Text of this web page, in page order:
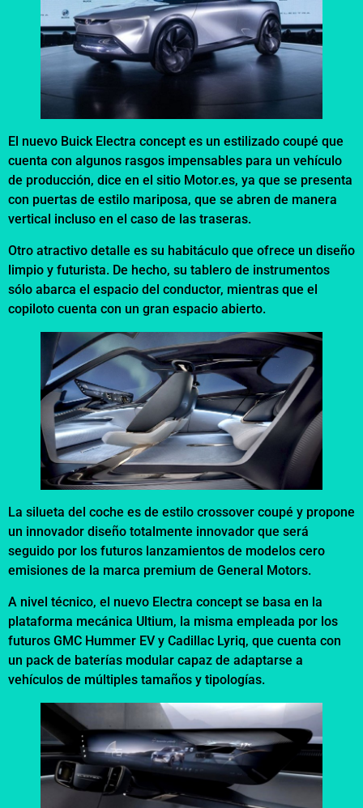
El nuevo Buick Electra concept es un estilizado coupé que
cuenta con algunos rasgos impensables para un vehículo
de producción, dice en el sitio Motor.es, ya que se presenta
con puertas de estilo mariposa, que se abren de manera
vertical incluso en el caso de las traseras.
Otro atractivo detalle es su habitáculo que ofrece un diseño
limpio y futurista. De hecho, su tablero de instrumentos
sólo abarca el espacio del conductor, mientras que el
copiloto cuenta con un gran espacio abierto.
La silueta del coche es de estilo crossover coupé y propone
un innovador diseño totalmente innovador que será
seguido por los futuros lanzamientos de modelos cero
emisiones de la marca premium de General Motors.
A nivel técnico, el nuevo Electra concept se basa en la
plataforma mecánica Ultium, la misma empleada por los
futuros GMC Hummer EV y Cadillac Lyriq, que cuenta con
un pack de baterías modular capaz de adaptarse a
vehículos de múltiples tamaños y tipologías.